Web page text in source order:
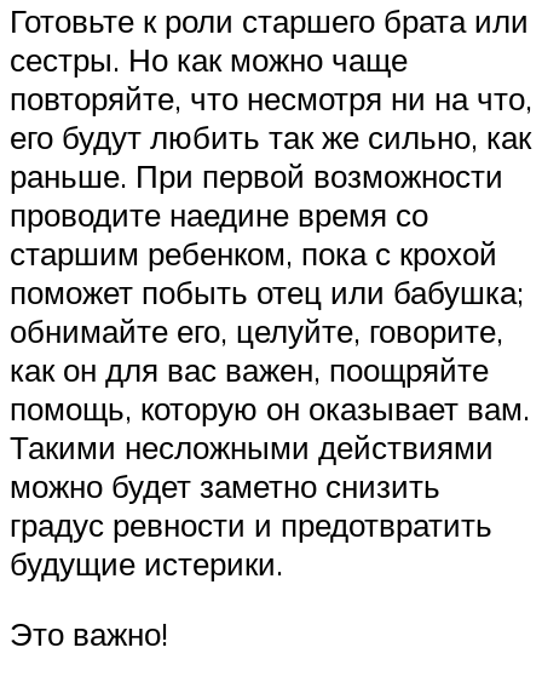
Готовьте к роли старшего брата или
сестры. Но как можно чаще
повторяйте, что несмотря ни на что,
его будут любить так же сильно, как
раньше. При первой возможности
проводите наедине время со
старшим ребенком, пока с крохой
поможет побыть отец или бабушка;
обнимайте его, целуйте, говорите,
как он для вас важен, поощряйте
помощь, которую он оказывает вам.
Такими несложными действиями
можно будет заметно снизить
градус ревности и предотвратить
будущие истерики.
Это важно!